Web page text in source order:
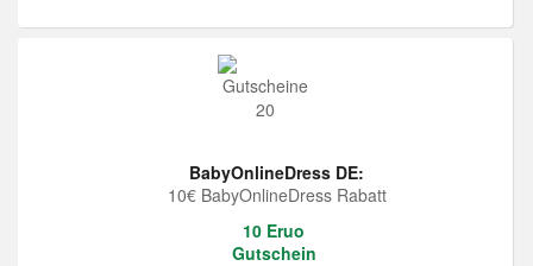
BabyOnlineDress DE:
10€ BabyOnlineDress Rabatt
10 Eruo
Gutschein